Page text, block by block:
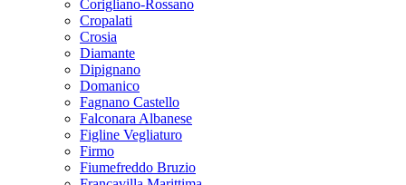
Corigliano-Rossano
Cropalati
Crosia
Diamante
Dipignano
Domanico
Fagnano Castello
Falconara Albanese
Figline Vegliaturo
Firmo
Fiumefreddo Bruzio